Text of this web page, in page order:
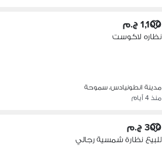
1,100 ج.م
نظاره لاكوست
مدينة انطونيادس، سموحة
منذ 4 أيام
300 ج.م
للبيع نظارة شمسية رجالي